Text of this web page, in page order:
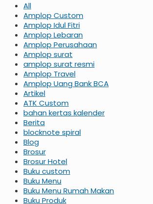
All
Amplop Custom
Amplop Idul Fitri
Amplop Lebaran
Amplop Perusahaan
Amplop surat
amplop surat resmi
Amplop Travel
Amplop Uang Bank BCA
Artikel
ATK Custom
bahan kertas kalender
Berita
blocknote spiral
Blog
Brosur
Brosur Hotel
Buku custom
Buku Menu
Buku Menu Rumah Makan
Buku Produk